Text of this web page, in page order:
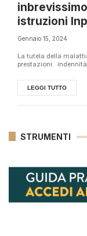
istruzioni
Gennaio 15, 2024
La tutela della
prestazioni:
LEGGI TUTTO
STRUMENTI